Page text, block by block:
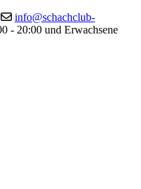
info@schachclub-
- 20:00 und Erwachsene